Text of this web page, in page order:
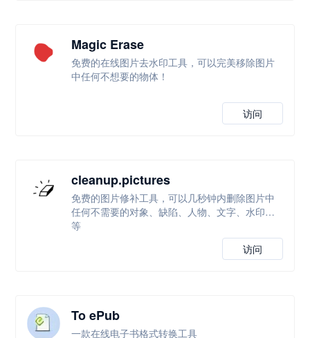
Magic Erase
免费的在线图片去水印工具，可以完美移除图片
中任何不想要的物体！
访问
cleanup.pictures
免费的图片修补工具，可以几秒钟内删除图片中
任何不需要的对象、缺陷、人物、文字、水印等
等
访问
To ePub
一款在线电子书格式转换工具